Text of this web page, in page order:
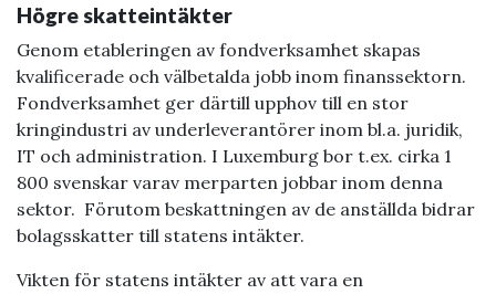
Högre skatteintäkter
Genom etableringen av fondverksamhet skapas
kvalificerade och välbetalda jobb inom finanssektorn.
Fondverksamhet ger därtill upphov till en stor
kringindustri av underleverantörer inom bl.a. juridik,
IT och administration. I Luxemburg bor t.ex. cirka 1
800 svenskar varav merparten jobbar inom denna
sektor. Förutom beskattningen av de anställda bidrar
bolagsskatter till statens intäkter.
Vikten för statens intäkter av att vara en